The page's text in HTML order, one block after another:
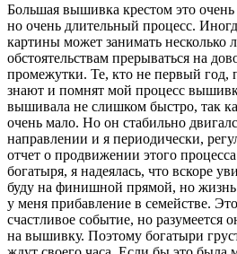
Большая вышивка крестом это очень
но очень длительный процесс.
картины может занимать несколько
обстоятельствам прерываться на
промежутки. Те, кто не первый год,
знают и помнят мой процесс
вышивала не слишком быстро, так
очень мало. Но он стабильно
направлении и я периодически,
отчет о продвижении этого
богатыря, я надеялась, что вскоре
буду на финишной прямой, но жизнь
у меня прибавление в семействе.
счастливое событие, но разумеется
на вышивку. Поэтому богатыри